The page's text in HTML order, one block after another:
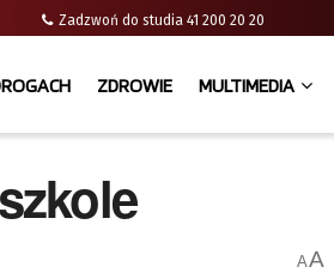
Zadzwoń do studia 41 200 20 20
ZDROWIE MULTIMEDIA
AA